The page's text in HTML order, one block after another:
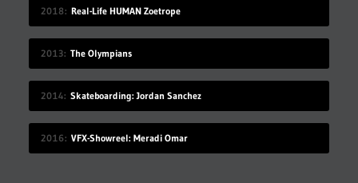
2018 Real-Life HUMAN Zoetrope
2013 The Olympians
2014 Skateboarding: Jordan Sanchez
2016 VFX-Showreel: Meradi Omar